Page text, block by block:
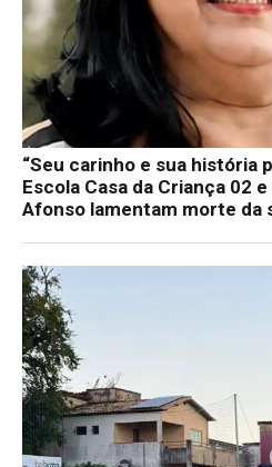
“Seu carinho e sua história
Escola Casa da Criança 02
Afonso lamentam morte da